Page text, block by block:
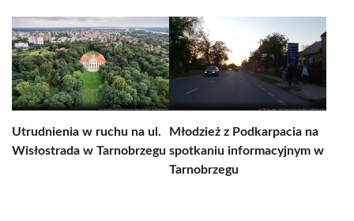
Utrudnienia w ruchu na ul.
Wisłostrada w Tarnobrzegu
Młodzież z Podkarpacia na
spotkaniu informacyjnym w
Tarnobrzegu